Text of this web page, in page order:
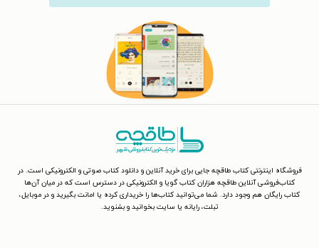
فروشگاه اینترنتی کتاب طاقچه جایی برای خرید آنلاین و دانلود کتاب صوتی و الکترونیکی است. در
کتاب‌فروشی آنلاین طاقچه هزاران کتاب گویا و الکترونیکی در دسترس است که در میان آن‌ها
کتاب رایگان هم وجود دارد. شما می‌توانید کتاب‌ها را خریداری کرده یا امانت بگیرید و در موبایل،
تبلت، رایانه یا سایت بخوانید و بشنوید.